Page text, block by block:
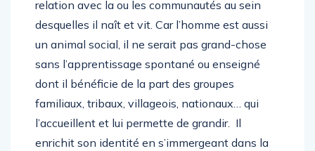
relation avec la ou les communautés au sein
desquelles il naît et vit. Car l’homme est aussi
un animal social, il ne serait pas grand-chose
sans l’apprentissage spontané ou enseigné
dont il bénéficie de la part des groupes
familiaux, tribaux, villageois, nationaux… qui
l’accueillent et lui permette de grandir. Il
enrichit son identité en s’immergeant dans la